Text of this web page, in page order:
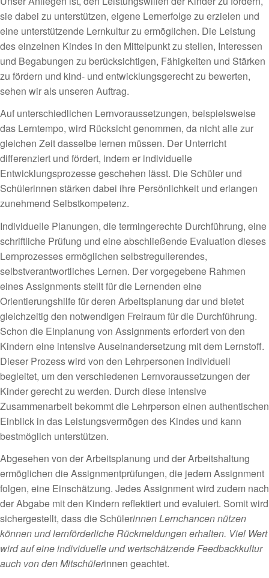
sie dabei zu unterstützen, eigene Lernerfolge zu erzielen und
eine unterstützende Lernkultur zu ermöglichen. Die Leistung
des einzelnen Kindes in den Mittelpunkt zu stellen, Interessen
und Begabungen zu berücksichtigen, Fähigkeiten und Stärken
zu fördern und kind- und entwicklungsgerecht zu bewerten,
sehen wir als unseren Auftrag.
Auf unterschiedlichen Lernvoraussetzungen, beispielsweise
das Lerntempo, wird Rücksicht genommen, da nicht alle zur
gleichen Zeit dasselbe lernen müssen. Der Unterricht
differenziert und fördert, indem er individuelle
Entwicklungsprozesse geschehen lässt. Die Schüler und
Schülerinnen stärken dabei ihre Persönlichkeit und erlangen
zunehmend Selbstkompetenz.
Individuelle Planungen, die termingerechte Durchführung, eine
schriftliche Prüfung und eine abschließende Evaluation dieses
Lernprozesses ermöglichen selbstregulierendes,
selbstverantwortliches Lernen. Der vorgegebene Rahmen
eines Assignments stellt für die Lernenden eine
Orientierungshilfe für deren Arbeitsplanung dar und bietet
gleichzeitig den notwendigen Freiraum für die Durchführung.
Schon die Einplanung von Assignments erfordert von den
Kindern eine intensive Auseinandersetzung mit dem Lernstoff.
Dieser Prozess wird von den Lehrpersonen individuell
begleitet, um den verschiedenen Lernvoraussetzungen der
Kinder gerecht zu werden. Durch diese intensive
Zusammenarbeit bekommt die Lehrperson einen authentischen
Einblick in das Leistungsvermögen des Kindes und kann
bestmöglich unterstützen.
Abgesehen von der Arbeitsplanung und der Arbeitshaltung
ermöglichen die Assignmentprüfungen, die jedem Assignment
folgen, eine Einschätzung. Jedes Assignment wird zudem nach
der Abgabe mit den Kindern reflektiert und evaluiert. Somit wird
sichergestellt, dass die Schülerinnen Lernchancen nützen
können und lernförderliche Rückmeldungen erhalten. Viel Wert
wird auf eine individuelle und wertschätzende Feedbackkultur
auch von den Mitschülerinnen geachtet.